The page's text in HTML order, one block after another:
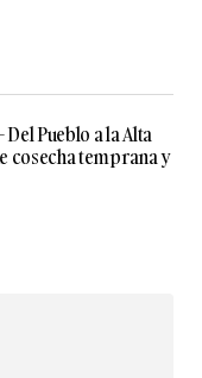
Pueblo a la Alta
cosecha temprana y